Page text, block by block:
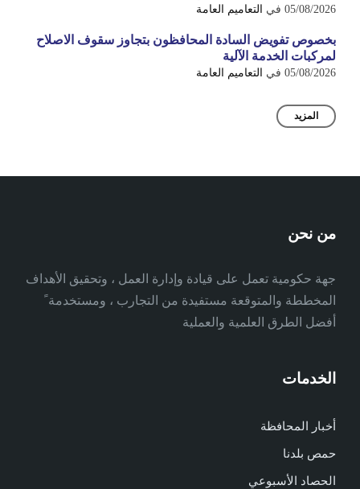
05/08/2026 في التعاميم العامة
بخصوص تفويض السادة المحافظون بتجاوز سقوف الاصلاح
لمركبات الخدمة الآلية
05/08/2026 في التعاميم العامة
المزيد
من نحن
جهة حكومية تعمل على قيادة وإدارة العمل ، وتحقيق الأهداف
المخططة والمتوقعة مستفيدة من التجارب ، ومستخدمة ً
أفضل الطرق العلمية والعملية
الخدمات
أخبار المحافظة
حمص بلدنا
الحصاد الأسبوعي